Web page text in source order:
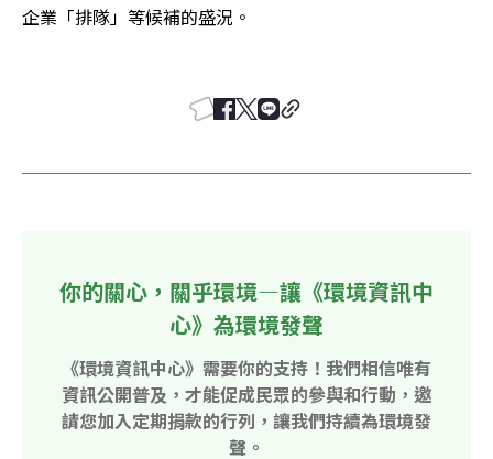
企業「排隊」等候補的盛況。
你的關心，關乎環境—讓《環境資訊中
心》為環境發聲
《環境資訊中心》需要你的支持！我們相信唯有
資訊公開普及，才能促成民眾的參與和行動，邀
請您加入定期捐款的行列，讓我們持續為環境發
聲。